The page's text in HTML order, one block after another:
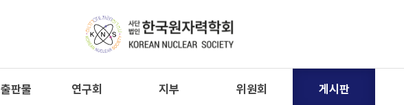
판물 연구회 지부 위원회 게시판